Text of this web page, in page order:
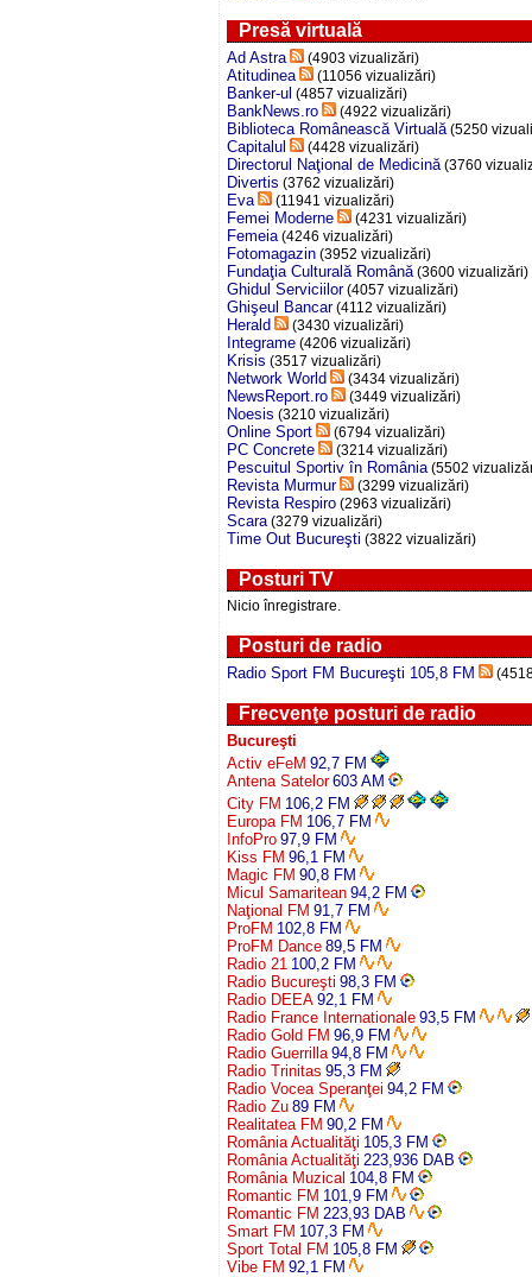
Presă virtuală
Ad Astra (4903 vizualizări)
Atitudinea (11056 vizualizări)
Banker-ul (4857 vizualizări)
BankNews.ro (4922 vizualizări)
Biblioteca Românească Virtuală(5250
Capitalul (4428 vizualizări)
Directorul Naţional de Medicină(3760
Divertis (3762 vizualizări)
Eva (11941 vizualizări)
Femei Moderne (4231 vizualizări)
Femeia(4246 vizualizări)
Fotomagazin (3952 vizualizări)
Fundaţia Culturală Română(3600 vizualizări)
Ghidul Serviciilor(4057 vizualizări)
Ghişeul Bancar(4112 vizualizări)
Herald (3430 vizualizări)
Integrame (4206 vizualizări)
Krisis (3517 vizualizări)
Network World (3434 vizualizări)
NewsReport.ro (3449 vizualizări)
Noesis (3210 vizualizări)
Online Sport (6794 vizualizări)
PC Concrete (3214 vizualizări)
Pescuitul Sportiv în România(5502
Revista Murmur (3299 vizualizări)
Revista Respiro (2963 vizualizări)
Scara(3279 vizualizări)
Time Out Bucureşti (3822 vizualizări)
Posturi TV
Nicio înregistrare.
Posturi de radio
Radio Sport FM Bucureşti 105,8 FM
Frecvenţe posturi de radio
Bucureşti
Activ eFeM 92,7 FM
Antena Satelor 603 AM
City FM 106,2 FM
Europa FM 106,7 FM
InfoPro 97,9 FM
Kiss FM 96,1 FM
Magic FM 90,8 FM
Micul Samaritean 94,2 FM
Naţional FM 91,7 FM
ProFM 102,8 FM
ProFM Dance 89,5 FM
Radio 21 100,2 FM
Radio Bucureşti 98,3 FM
Radio DEEA 92,1 FM
Radio France Internationale 93,5 FM
Radio Gold FM 96,9 FM
Radio Guerrilla 94,8 FM
Radio Trinitas 95,3 FM
Radio Vocea Speranţei 94,2 FM
Radio Zu 89 FM
Realitatea FM 90,2 FM
România Actualităţi 105,3 FM
România Actualităţi 223,936 DAB
România Muzical 104,8 FM
Romantic FM 101,9 FM
Romantic FM 223,93 DAB
Smart FM 107,3 FM
Sport Total FM 105,8 FM
Vibe FM 92,1 FM